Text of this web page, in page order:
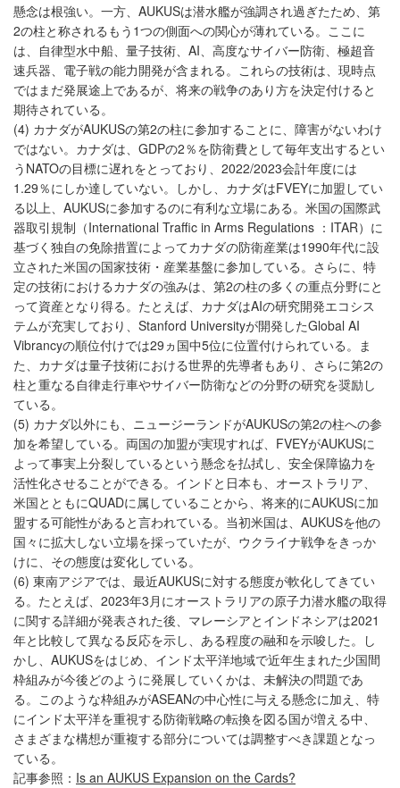
懸念は根強い。一方、AUKUSは潜水艦が強調され過ぎたため、第
2の柱と称されるもう1つの側面への関心が薄れている。ここに
は、自律型水中船、量子技術、AI、高度なサイバー防衛、極超音
速兵器、電子戦の能力開発が含まれる。これらの技術は、現時点
ではまだ発展途上であるが、将来の戦争のあり方を決定付けると
期待されている。
(4) カナダがAUKUSの第2の柱に参加することに、障害がないわけ
ではない。カナダは、GDPの2％を防衛費として毎年支出するとい
うNATOの目標に遅れをとっており、2022/2023会計年度には
1.29％にしか達していない。しかし、カナダはFVEYに加盟してい
る以上、AUKUSに参加するのに有利な立場にある。米国の国際武
器取引規制（International Traffic in Arms Regulations ：ITAR）に
基づく独自の免除措置によってカナダの防衛産業は1990年代に設
立された米国の国家技術・産業基盤に参加している。さらに、特
定の技術におけるカナダの強みは、第2の柱の多くの重点分野にと
って資産となり得る。たとえば、カナダはAIの研究開発エコシス
テムが充実しており、Stanford Universityが開発したGlobal AI
Vibrancyの順位付けでは29ヵ国中5位に位置付けられている。ま
た、カナダは量子技術における世界的先導者もあり、さらに第2の
柱と重なる自律走行車やサイバー防衛などの分野の研究を奨励し
ている。
(5) カナダ以外にも、ニュージーランドがAUKUSの第2の柱への参
加を希望している。両国の加盟が実現すれば、FVEYがAUKUSに
よって事実上分裂しているという懸念を払拭し、安全保障協力を
活性化させることができる。インドと日本も、オーストラリア、
米国とともにQUADに属していることから、将来的にAUKUSに加
盟する可能性があると言われている。当初米国は、AUKUSを他の
国々に拡大しない立場を採っていたが、ウクライナ戦争をきっか
けに、その態度は変化している。
(6) 東南アジアでは、最近AUKUSに対する態度が軟化してきてい
る。たとえば、2023年3月にオーストラリアの原子力潜水艦の取得
に関する詳細が発表された後、マレーシアとインドネシアは2021
年と比較して異なる反応を示し、ある程度の融和を示唆した。し
かし、AUKUSをはじめ、インド太平洋地域で近年生まれた少国間
枠組みが今後どのように発展していくかは、未解決の問題であ
る。このような枠組みがASEANの中心性に与える懸念に加え、特
にインド太平洋を重視する防衛戦略の転換を図る国が増える中、
さまざまな構想が重複する部分については調整すべき課題となっ
ている。
記事参照： Is an AUKUS Expansion on the Cards?